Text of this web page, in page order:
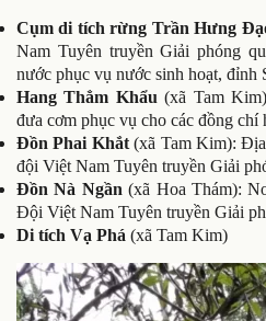
Cụm di tích rừng Trần Hưng
Nam Tuyên truyền Giải phóng
nước phục vụ nước sinh hoạt, đỉnh
Hang Thẳm Khẩu (xã Tam
đưa cơm phục vụ cho các đồng chí
Đồn Phai Khắt(xã Tam Kim): Địa
đội Việt Nam Tuyên truyền Giải
Đồn Nà Ngần (xã Hoa Thám):
Đội Việt Nam Tuyên truyền Giải
Di tích Vạ Phá (xã Tam Kim)